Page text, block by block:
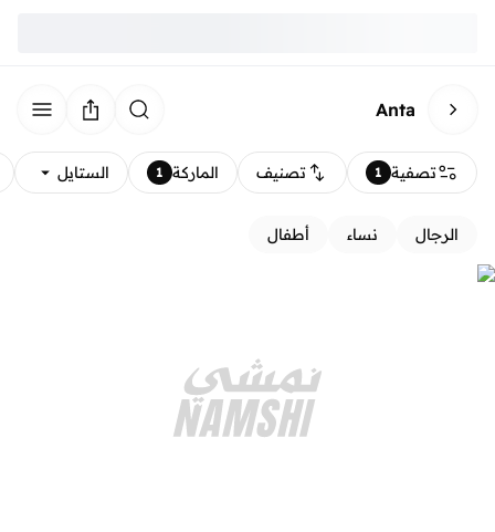
Anta
تصفية 1 تصنيف الماركة 1 الستايل
الرجال نساء أطفال